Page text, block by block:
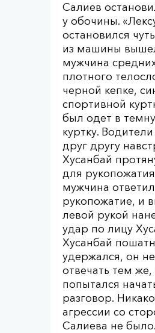
Салиев
у обочины.
остановился
из машины
мужчина
плотного
черной кепке,
спортивной
был одет в
куртку.
друг другу
Хусанбай
для
мужчина
рукопожатие, и
левой рукой
удар по лицу
Хусанбай
удержался, он
отвечать тем же,
попытался
разговор.
агрессии со
Салиева не было.